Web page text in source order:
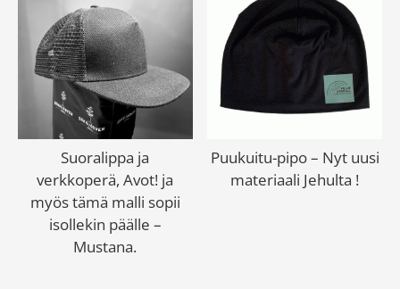
Suoralippa ja
verkkoperä, Avot! ja
myös tämä malli sopii
isollekin päälle –
Mustana.
Puukuitu-pipo – Nyt uusi
materiaali Jehulta !